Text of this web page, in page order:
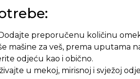
preporučenu količinu
mašine za veš, prema uputama
odjeću kao i obično.
u mekoj, mirisnoj i svježoj